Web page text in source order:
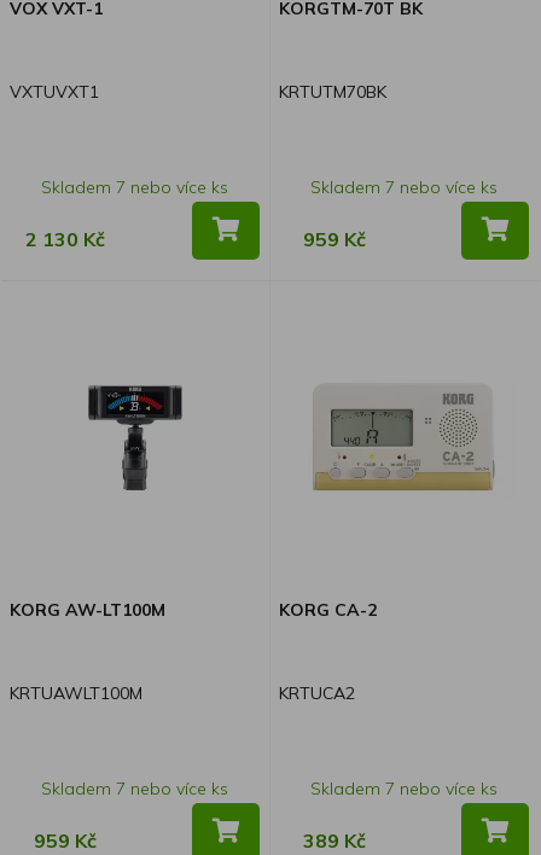
VOX VXT-1
VXTUVXT1
Skladem 7 nebo více ks
2 130 Kč
KORGTM-70T BK
KRTUTM70BK
Skladem 7 nebo více ks
959 Kč
KORG AW-LT100M
KRTUAWLT100M
Skladem 7 nebo více ks
959 Kč
KORG CA-2
KRTUCA2
Skladem 7 nebo více ks
389 Kč